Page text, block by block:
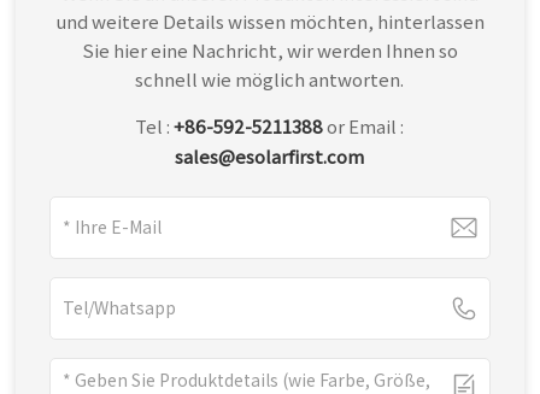
und weitere Details wissen möchten, hinterlassen
Sie hier eine Nachricht, wir werden Ihnen so
schnell wie möglich antworten.
Tel :+86-592-5211388or Email :
sales@esolarfirst.com